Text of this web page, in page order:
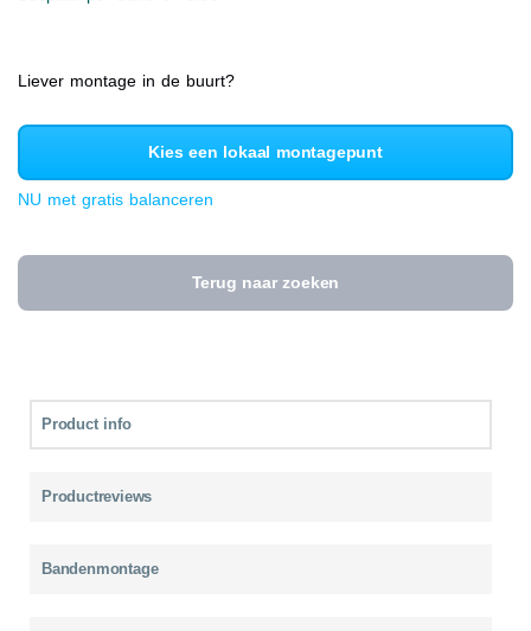
Liever montage in de buurt?
Kies een lokaal montagepunt
NU met gratis balanceren
Terug naar zoeken
Product info
Productreviews
Bandenmontage